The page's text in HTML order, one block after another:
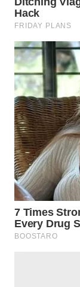
WN
WN
BEKASI
WN
BOGOR
WN
DEPOK
WN
TAPANULI
UTARA